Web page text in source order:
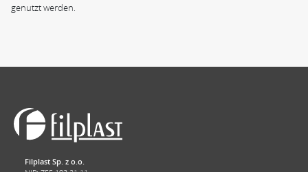
genutzt werden.
Filplast Sp. z o.o.